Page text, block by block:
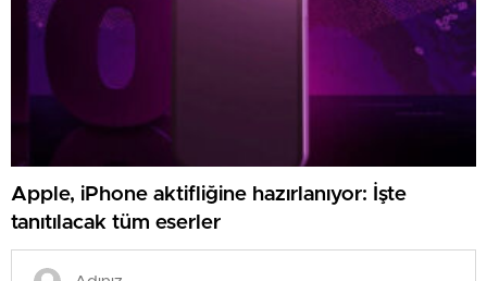
Apple, iPhone aktifliğine hazırlanıyor: İşte
tanıtılacak tüm eserler